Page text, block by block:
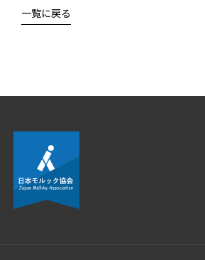
一覧に戻る